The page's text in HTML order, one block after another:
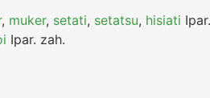
, muker, setati, setatsu, hisiati Ipar.
Ipar. zah.